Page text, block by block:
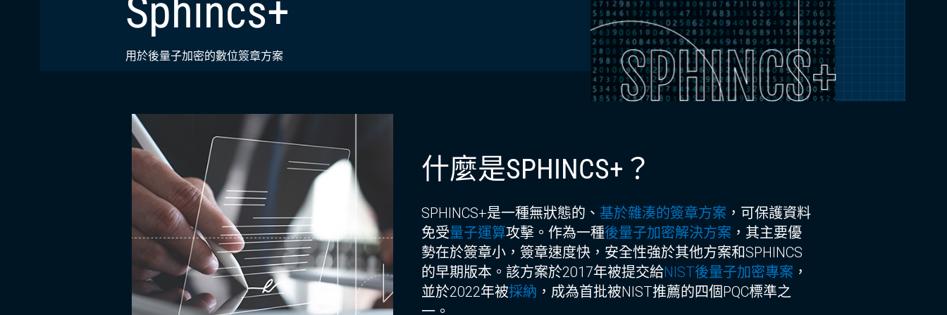
Sphincs+
用於後量子加密的數位簽章方案
什麼是SPHINCS+？
SPHINCS+是一種無狀態的、 基於雜湊的簽章方案 ，可保護資料
免受量子運算攻擊。作為一種後量子加密解決方案 ，其主要優
勢在於簽章小，簽章速度快，安全性強於其他方案和SPHINCS
的早期版本。該方案於2017年被提交給NIST後量子加密專案 ，
並於2022年被採納 ，成為首批被NIST推薦的四個PQC標準之
一。